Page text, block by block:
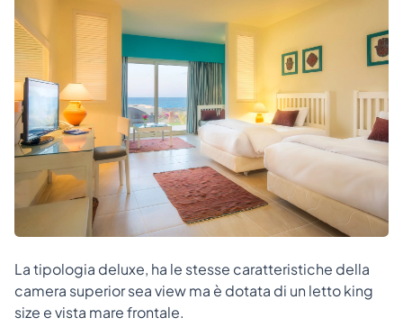
La tipologia deluxe, ha le stesse caratteristiche della
camera superior sea view ma è dotata di un letto king
size e vista mare frontale.